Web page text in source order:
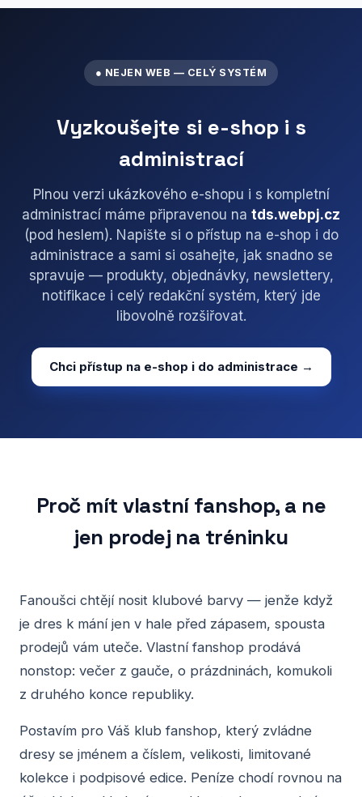
● NEJEN WEB — CELÝ SYSTÉM
Vyzkoušejte si e-shop i s
administrací
Plnou verzi ukázkového e-shopu i s kompletní
administrací máme připravenou na tds.webpj.cz
(pod heslem). Napište si o přístup na e-shop i do
administrace a sami si osahejte, jak snadno se
spravuje — produkty, objednávky, newslettery,
notifikace i celý redakční systém, který jde
libovolně rozšiřovat.
Chci přístup na e-shop i do administrace →
Proč mít vlastní fanshop, a ne
jen prodej na tréninku
Fanoušci chtějí nosit klubové barvy — jenže když
je dres k mání jen v hale před zápasem, spousta
prodejů vám uteče. Vlastní fanshop prodává
nonstop: večer z gauče, o prázdninách, komukoli
z druhého konce republiky.
Postavím pro Váš klub fanshop, který zvládne
dresy se jménem a číslem, velikosti, limitované
kolekce i podpisové edice. Peníze chodí rovnou na